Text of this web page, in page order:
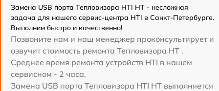
Замена USB порта Тепловизора HTI HT - несложная
задача для нашего сервис-центра HTI в Санкт-Петербурге.
Выполним быстро и качественно!
Позвоните нам и наш менеджер проконсультирует и
озвучит стоимость ремонта Тепловизора HT .
Среднее время ремонта устройств HTI в нашем
сервисном - 2 часа.
Замена USB порта Тепловизора HTI HT выполняется